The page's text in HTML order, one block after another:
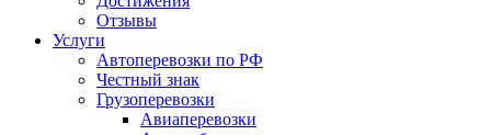
Отзывы
Услуги
Автоперевозки по РФ
Честный знак
Грузоперевозки
Авиаперевозки